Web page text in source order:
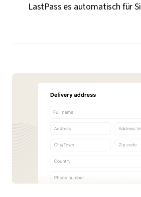
LastPass es automatisch für